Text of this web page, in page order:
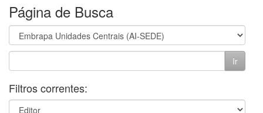
Página de Busca
Filtros correntes: